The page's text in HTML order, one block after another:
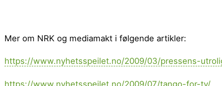
Mer om NRK og mediamakt i følgende artikler:
https://www.nyhetsspeilet.no/2009/03/pressens-